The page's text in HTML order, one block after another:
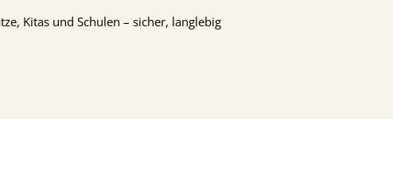
Kitas und Schulen – sicher, langlebig